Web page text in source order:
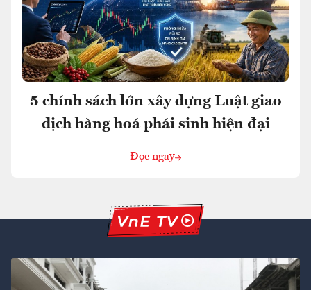
5 chính sách lớn xây dựng Luật giao
dịch hàng hoá phái sinh hiện đại
Đọc ngay